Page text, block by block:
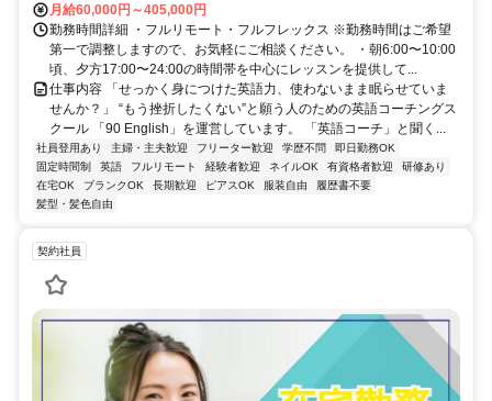
月給60,000円～405,000円
勤務時間詳細 ・フルリモート・フルフレックス ※勤務時間はご希望
第一で調整しますので、お気軽にご相談ください。 ・朝6:00〜10:00
頃、夕方17:00〜24:00の時間帯を中心にレッスンを提供して...
仕事内容 「せっかく身につけた英語力、使わないまま眠らせていま
せんか？」 “もう挫折したくない”と願う人のための英語コーチングス
クール 「90 English」を運営しています。 「英語コーチ」と聞く...
社員登用あり 主婦・主夫歓迎 フリーター歓迎 学歴不問
即日勤務OK
固定時間制
英語 フルリモート 経験者歓迎 ネイルOK 有資格者歓迎
研修あり
在宅OK
ブランクOK 長期歓迎 ピアスOK 服装自由
履歴書不要
髪型・髪色自由
契約社員